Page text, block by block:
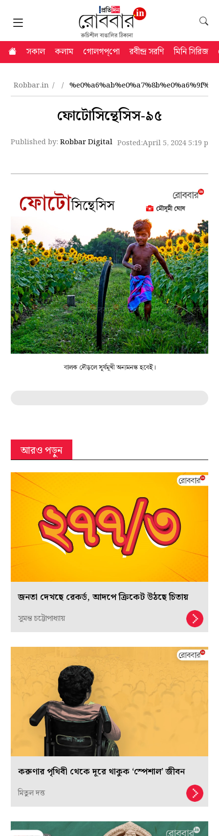
সকাল কলাম গোলগপ্‌পো রবীন্দ্র সরণি মিনি সিরিজ
Robbar.in
ফোটোসিন্থেসিস-৯৫
Published by:Robbar Digital Posted:April 5, 2024 5:19 pm
আরও পড়ুন
জনতা দেখছে রেকর্ড, আদপে ক্রিকেট উঠছে চিতায়
সুমন্ত চট্টোপাধ্যায়
করুণার পৃথিবী থেকে দূরে থাকুক ‘স্পেশাল’ জীবন
মিতুল দত্ত